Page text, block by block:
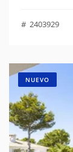
# 2403929
NUEVO